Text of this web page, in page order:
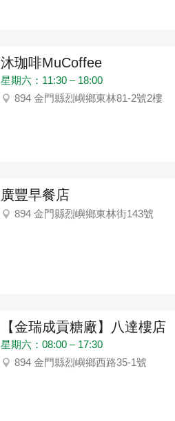
沐珈啡MuCoffee
星期六：11:30 – 18:00
894 金門縣烈嶼鄉東林81-2號2樓
廣豐早餐店
894 金門縣烈嶼鄉東林街143號
【金瑞成貢糖廠】八達樓店
星期六：08:00 – 17:30
894 金門縣烈嶼鄉西路35-1號